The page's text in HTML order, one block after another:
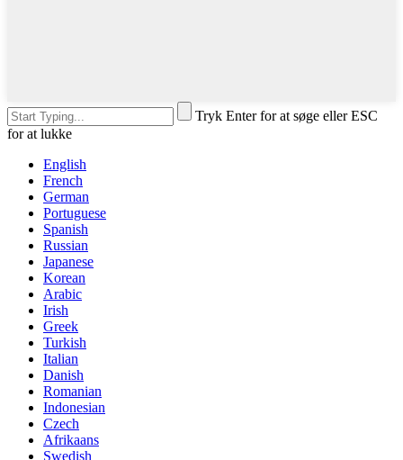
Tryk Enter for at søge eller ESC
for at lukke
English
French
German
Portuguese
Spanish
Russian
Japanese
Korean
Arabic
Irish
Greek
Turkish
Italian
Danish
Romanian
Indonesian
Czech
Afrikaans
Swedish